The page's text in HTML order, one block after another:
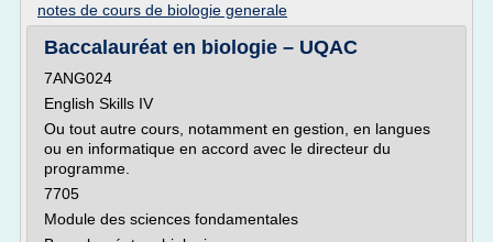
notes de cours de biologie generale
Baccalauréat en biologie – UQAC
7ANG024
English Skills IV
Ou tout autre cours, notamment en gestion, en langues
ou en informatique en accord avec le directeur du
programme.
7705
Module des sciences fondamentales